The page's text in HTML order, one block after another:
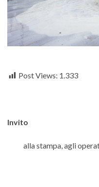
Post Views: 1.333
Invito
alla stampa, agli